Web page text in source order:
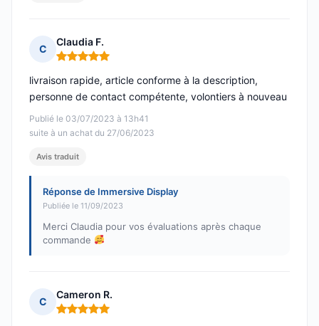
C
Claudia F.
Note : 5 sur 5
Publié le 03/07/2023 à 13h41
suite à un achat du 27/06/2023
livraison rapide, article conforme à la description,
personne de contact compétente, volontiers à nouveau
Avis traduit
Réponse de Immersive Display
Publiée le 11/09/2023
Merci Claudia pour vos évaluations après chaque
commande
C
Cameron R.
Note : 5 sur 5